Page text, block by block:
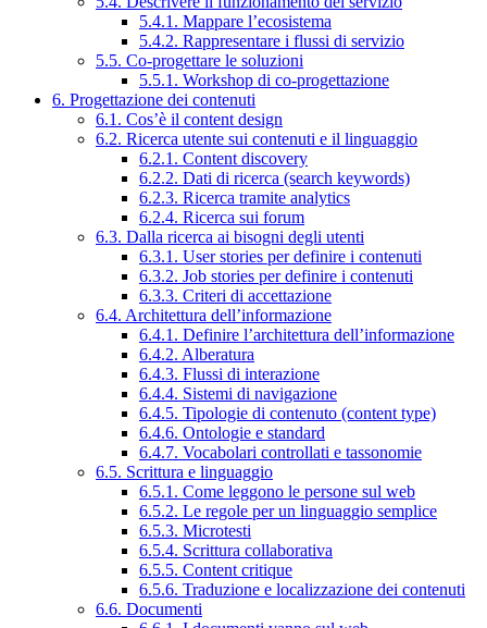
5.4.1. Mappare l’ecosistema
5.4.2. Rappresentare i flussi di servizio
5.5. Co-progettare le soluzioni
5.5.1. Workshop di co-progettazione
6. Progettazione dei contenuti
6.1. Cos’è il content design
6.2. Ricerca utente sui contenuti e il linguaggio
6.2.1. Content discovery
6.2.2. Dati di ricerca (search keywords)
6.2.3. Ricerca tramite analytics
6.2.4. Ricerca sui forum
6.3. Dalla ricerca ai bisogni degli utenti
6.3.1. User stories per definire i contenuti
6.3.2. Job stories per definire i contenuti
6.3.3. Criteri di accettazione
6.4. Architettura dell’informazione
6.4.1. Definire l’architettura dell’informazione
6.4.2. Alberatura
6.4.3. Flussi di interazione
6.4.4. Sistemi di navigazione
6.4.5. Tipologie di contenuto (content type)
6.4.6. Ontologie e standard
6.4.7. Vocabolari controllati e tassonomie
6.5. Scrittura e linguaggio
6.5.1. Come leggono le persone sul web
6.5.2. Le regole per un linguaggio semplice
6.5.3. Microtesti
6.5.4. Scrittura collaborativa
6.5.5. Content critique
6.5.6. Traduzione e localizzazione dei contenuti
6.6. Documenti